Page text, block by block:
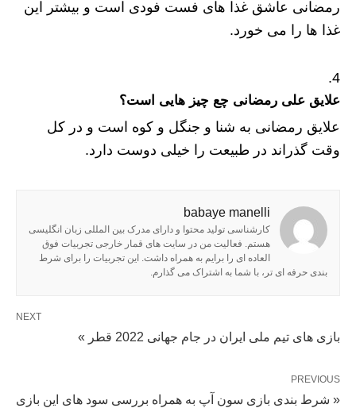
رمضانی عاشق غذا های فست فودی است و بیشتر این
غذا ها را می خورد.
علایق علی رمضانی چع چیز هایی است؟
علایق رمضانی به شنا و جنگل و کوه است و در کل
وقت گذراند در طبیعت را خیلی دوست دارد.
babaye manelli
کارشناسی تولید محتوا و دارای مدرک بین المللی زبان انگلیسی
هستم. فعالیت من در سایت های قمار خارجی تجربیات فوق
العاده ای را برایم به همراه داشت. این تجربیات را برای شرط
بندی حرفه ای تر، با شما به اشتراک می گذارم.
NEXT
بازی های تیم ملی ایران در جام جهانی 2022 قطر »
PREVIOUS
« شرط بندی بازی سون آپ به همراه بررسی سود های این بازی